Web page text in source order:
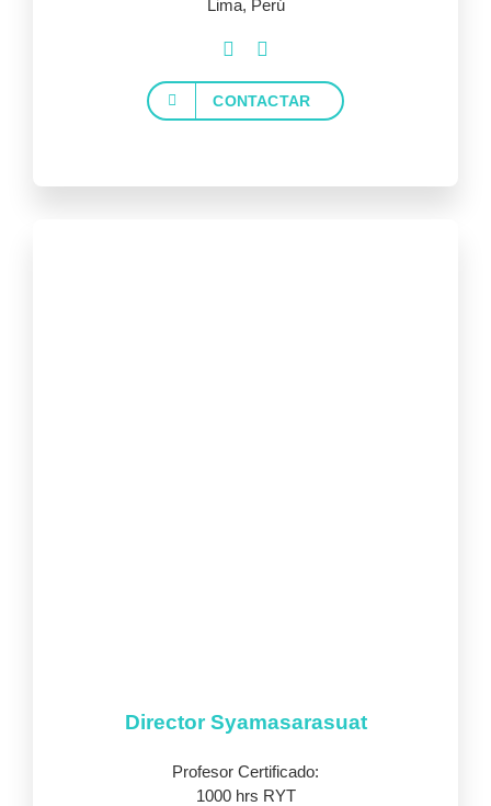
Lima, Perú
CONTACTAR
Director Syamasarasuat
Profesor Certificado:
1000 hrs RYT